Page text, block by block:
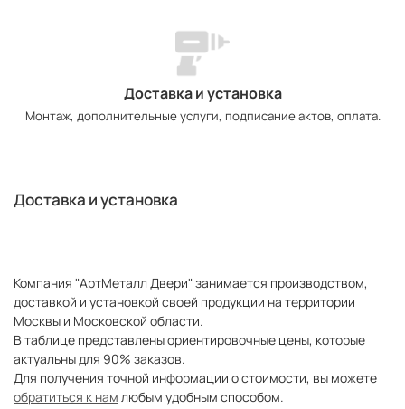
Доставка и установка
Монтаж, дополнительные услуги, подписание актов, оплата.
Доставка и установка
Компания "АртМеталл Двери" занимается производством,
доставкой и установкой своей продукции на территории
Москвы и Московской области.
В таблице представлены ориентировочные цены, которые
актуальны для 90% заказов.
Для получения точной информации о стоимости, вы можете
обратиться к нам любым удобным способом.